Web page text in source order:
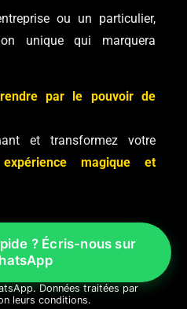
ou un particulier,
unique qui marquera
par le pouvoir de
et transformez votre
expérience magique et
? Écris-nous sur
Données traitées par
leurs conditions.